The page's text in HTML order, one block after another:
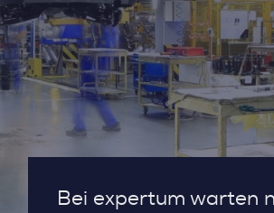
Bei expertum warten